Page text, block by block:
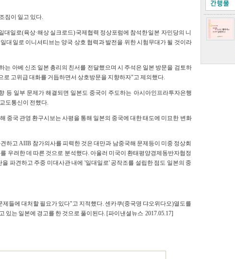
짐이 일고 있다.
대일로(육상·해상 실크로드) 국제협력 정상포럼에 참석한 일본 자민당의 니
대일로 이니셔티브는 양국 상호 협력과 발전을 위한 시험무대가 될 것이라
는 아베 신조 일본 총리의 친서를 전달했으며 시 주석은 일본 방문을 검토하
로 고위급 대화를 거듭하면서 상호방문을 지향하자"고 제의했다.
등 일부 문제가 해결되면 일본도 중국이 주도하는 아시아인프라투자은행
도통신이 전했다.
중국 관영 환구시보는 사평을 통해 일본의 중국에 대한 태도에 미묘한 변화
하고 AIIB 참가의사를 피력한 것은 대만과 남중국해 문제등이 미중 정상회
우려한 데 따른 것으로 분석했다. 아울러 미국이 환태평양경제동반자협정
파견하고 주중 미대사관 내에 '일대일로' 공작조를 설립한 점도 일본의 중
들에 대처할 필요가 있다"고 지적했다. 센카쿠(중국명 댜오위다오)열도를
있는 일본에 경고를 한 것으로 풀이된다. [파이낸셜뉴스 2017.05.17]